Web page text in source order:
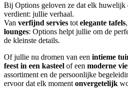
Bij Options geloven ze dat elk huwelijk
verdient: jullie verhaal.
Van verfijnd servies tot elegante tafels,
lounges: Options helpt jullie om de
de kleinste details.
Of jullie nu dromen van een intieme
feest in een kasteel of een moderne
assortiment en de persoonlijke
ervoor dat elk moment onvergetelijk